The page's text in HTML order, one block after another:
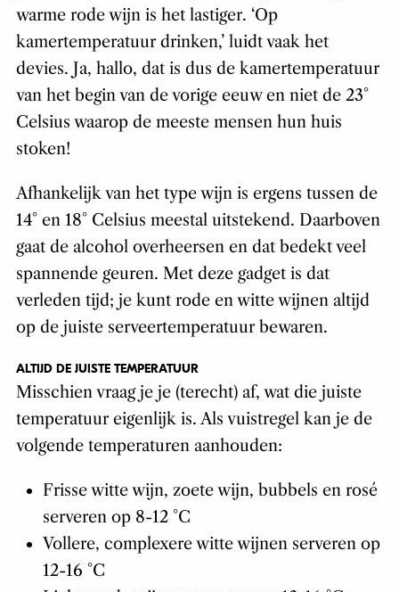
warme rode wijn is het lastiger. ‘Op
kamertemperatuur drinken,’ luidt vaak het
devies. Ja, hallo, dat is dus de kamertemperatuur
van het begin van de vorige eeuw en niet de 23°
Celsius waarop de meeste mensen hun huis
stoken!
Afhankelijk van het type wijn is ergens tussen de
14° en 18° Celsius meestal uitstekend. Daarboven
gaat de alcohol overheersen en dat bedekt veel
spannende geuren. Met deze gadget is dat
verleden tijd; je kunt rode en witte wijnen altijd
op de juiste serveertemperatuur bewaren.
ALTIJD DE JUISTE TEMPERATUUR
Misschien vraag je je (terecht) af, wat die juiste
temperatuur eigenlijk is. Als vuistregel kan je de
volgende temperaturen aanhouden:
Frisse witte wijn, zoete wijn, bubbels en rosé
serveren op 8-12 °C
Vollere, complexere witte wijnen serveren op
12-16 °C